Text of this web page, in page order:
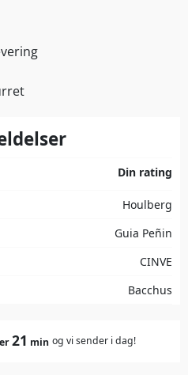
Din rating
Houlberg
Guia Peñin
CINVE
Bacchus
21 min og vi sender i dag!